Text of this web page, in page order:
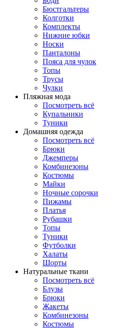
Бюстгальтеры
Колготки
Комплекты
Нижние юбки
Носки
Панталоны
Поясa для чулок
Топы
Трусы
Чулки
Пляжная мода
Посмотреть всё
Купальники
Туники
Домашняя одежда
Посмотреть всё
Брюки
Джемперы
Комбинезоны
Костюмы
Майки
Ночные сорочки
Пижамы
Платья
Рубашки
Топы
Туники
Футболки
Халаты
Шорты
Натуральные ткани
Посмотреть всё
Блузы
Брюки
Жакеты
Комбинезоны
Костюмы